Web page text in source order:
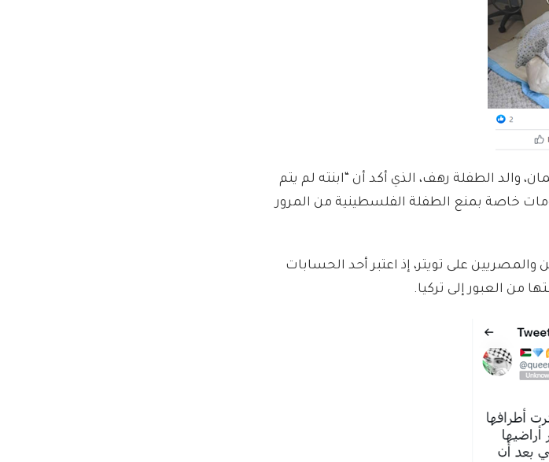
والد الطفلة رهف، الذي أكد أن “ابنته لم يتم
خاصة بمنع الطفلة الفلسطينية من المرور
على تويتر، إذ اعتبر أحد الحسابات
من العبور إلى تركيا.